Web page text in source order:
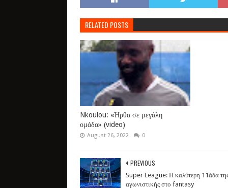
RELATED POSTS
Nkoulou: «Ήρθα σε μεγάλη
ομάδα» (video)
August 26, 2022 0
PREVIOUS
Super League: Η καλύτερη 11άδα
αγωνιστικής στο fantasy